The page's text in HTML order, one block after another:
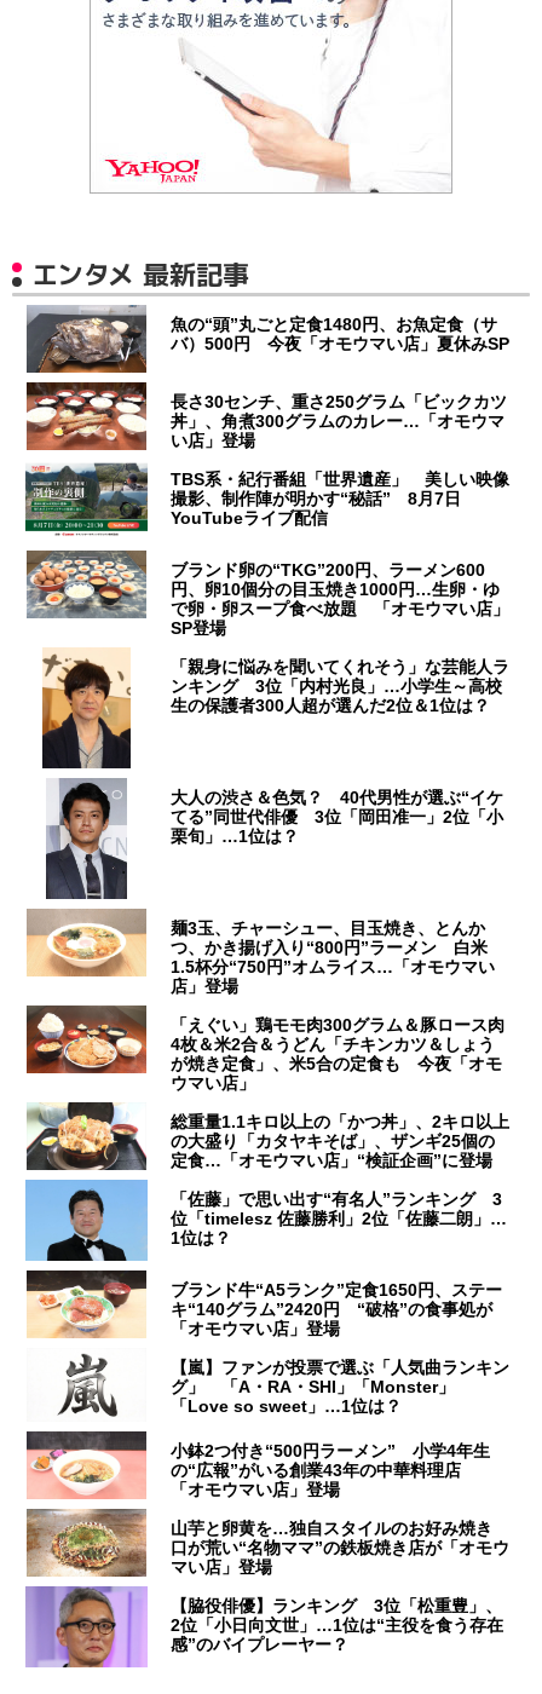
エンタメ 最新記事
魚の“頭”丸ごと定食1480円、お魚定食（サ
バ）500円 今夜「オモウマい店」夏休みSP
長さ30センチ、重さ250グラム「ビックカツ
丼」、角煮300グラムのカレー…「オモウマ
い店」登場
TBS系・紀行番組「世界遺産」 美しい映像
撮影、制作陣が明かす“秘話” 8月7日
YouTubeライブ配信
ブランド卵の“TKG”200円、ラーメン600
円、卵10個分の目玉焼き1000円…生卵・ゆ
で卵・卵スープ食べ放題 「オモウマい店」
SP登場
「親身に悩みを聞いてくれそう」な芸能人ラ
ンキング 3位「内村光良」…小学生～高校
生の保護者300人超が選んだ2位＆1位は？
大人の渋さ＆色気？ 40代男性が選ぶ“イケ
てる”同世代俳優 3位「岡田准一」2位「小
栗旬」…1位は？
麺3玉、チャーシュー、目玉焼き、とんか
つ、かき揚げ入り“800円”ラーメン 白米
1.5杯分“750円”オムライス…「オモウマい
店」登場
「えぐい」鶏モモ肉300グラム＆豚ロース肉
4枚＆米2合＆うどん「チキンカツ＆しょう
が焼き定食」、米5合の定食も 今夜「オモ
ウマい店」
総重量1.1キロ以上の「かつ丼」、2キロ以上
の大盛り「カタヤキそば」、ザンギ25個の
定食…「オモウマい店」“検証企画”に登場
「佐藤」で思い出す“有名人”ランキング 3
位「timelesz 佐藤勝利」2位「佐藤二朗」…
1位は？
ブランド牛“A5ランク”定食1650円、ステー
キ“140グラム”2420円 “破格”の食事処が
「オモウマい店」登場
【嵐】ファンが投票で選ぶ「人気曲ランキン
グ」 「A・RA・SHI」「Monster」
「Love so sweet」…1位は？
小鉢2つ付き“500円ラーメン” 小学4年生
の“広報”がいる創業43年の中華料理店
「オモウマい店」登場
山芋と卵黄を…独自スタイルのお好み焼き
口が荒い“名物ママ”の鉄板焼き店が「オモウ
マい店」登場
【脇役俳優】ランキング 3位「松重豊」、
2位「小日向文世」…1位は“主役を食う存在
感”のバイプレーヤー？